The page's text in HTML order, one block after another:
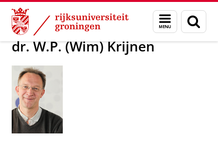
Skip
Content
Skip
Navigation
Menu
en
zoeken
Over ons dr. W.P. (Wim) Krijnen
dr. W.P. (Wim) Krijnen